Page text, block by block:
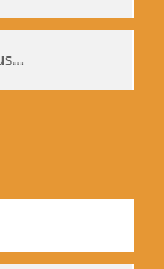
Demonstration der Etüde „Der Schuss mit dem Bogen“ durch Gennadij Nikolajewitsch Bogdanow, Berlin 1991